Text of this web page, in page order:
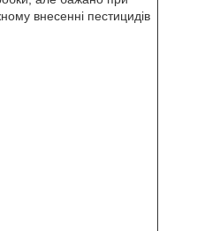
внесенні пестицидів